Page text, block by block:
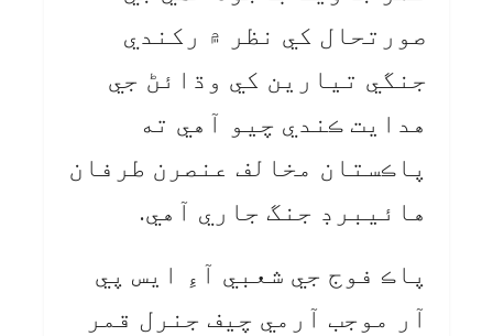
صورتحال کي نظر ۾ رکندي
جنگي تيارين کي وڌائڻ جي
هدايت ڪندي چيو آهي ته
پاڪستان مخالف عنصرن طرفان
هائيبرڊ جنگ جاري آهي.
پاڪ فوج جي شعبي آءِ ايس پي
آر موجب آرمي چيف جنرل قمر